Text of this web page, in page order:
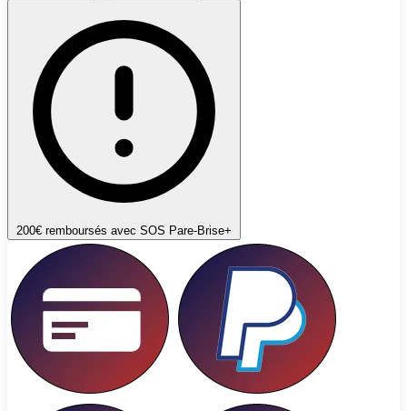
200€ remboursés avec SOS Pare-Brise+